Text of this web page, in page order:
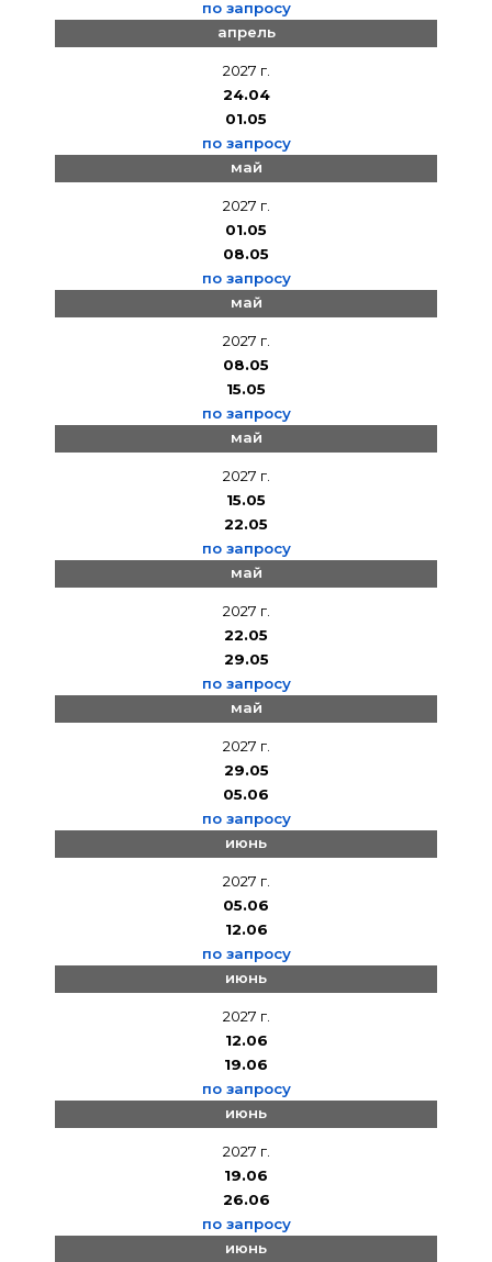
по запросу
апрель
2027 г.
24.04
01.05
по запросу
май
2027 г.
01.05
08.05
по запросу
май
2027 г.
08.05
15.05
по запросу
май
2027 г.
15.05
22.05
по запросу
май
2027 г.
22.05
29.05
по запросу
май
2027 г.
29.05
05.06
по запросу
июнь
2027 г.
05.06
12.06
по запросу
июнь
2027 г.
12.06
19.06
по запросу
июнь
2027 г.
19.06
26.06
по запросу
июнь